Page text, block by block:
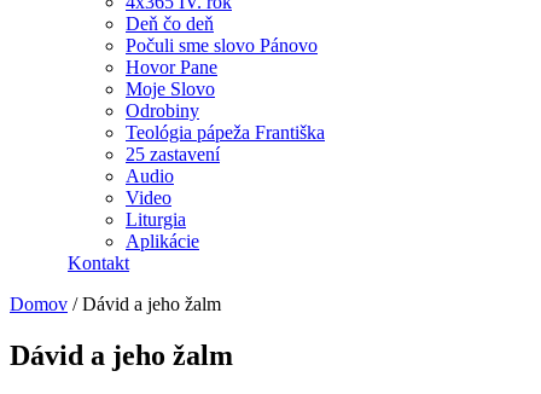
Deň čo deň
Počuli sme slovo Pánovo
Hovor Pane
Moje Slovo
Odrobiny
Teológia pápeža Františka
25 zastavení
Audio
Video
Liturgia
Aplikácie
Kontakt
Domov /Dávid a jeho žalm
Dávid a jeho žalm